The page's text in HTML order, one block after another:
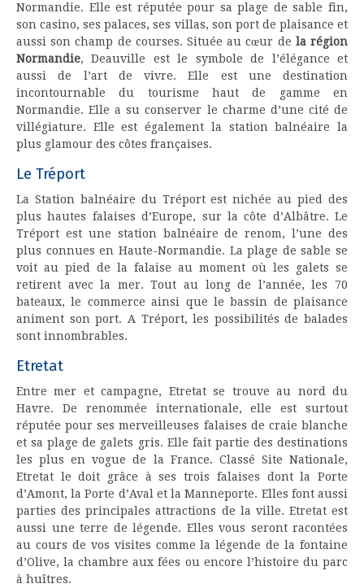
Normandie. Elle est réputée pour sa plage de sable fin,
son casino, ses palaces, ses villas, son port de plaisance et
aussi son champ de courses. Située au cœur de la région
Normandie, Deauville est le symbole de l’élégance et
aussi de l’art de vivre. Elle est une destination
incontournable du tourisme haut de gamme en
Normandie. Elle a su conserver le charme d’une cité de
villégiature. Elle est également la station balnéaire la
plus glamour des côtes françaises.
Le Tréport
La Station balnéaire du Tréport est nichée au pied des
plus hautes falaises d’Europe, sur la côte d’Albâtre. Le
Tréport est une station balnéaire de renom, l’une des
plus connues en Haute-Normandie. La plage de sable se
voit au pied de la falaise au moment où les galets se
retirent avec la mer. Tout au long de l’année, les 70
bateaux, le commerce ainsi que le bassin de plaisance
animent son port. A Tréport, les possibilités de balades
sont innombrables.
Etretat
Entre mer et campagne, Etretat se trouve au nord du
Havre. De renommée internationale, elle est surtout
réputée pour ses merveilleuses falaises de craie blanche
et sa plage de galets gris. Elle fait partie des destinations
les plus en vogue de la France. Classé Site Nationale,
Etretat le doit grâce à ses trois falaises dont la Porte
d’Amont, la Porte d’Aval et la Manneporte. Elles font aussi
parties des principales attractions de la ville. Etretat est
aussi une terre de légende. Elles vous seront racontées
au cours de vos visites comme la légende de la fontaine
d’Olive, la chambre aux fées ou encore l’histoire du parc
à huîtres.